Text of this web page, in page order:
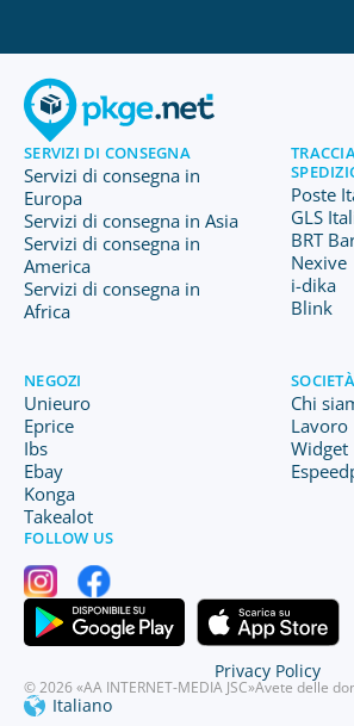
SERVIZI DI CONSEGNA
Servizi di consegna in
Europa
Servizi di consegna in Asia
Servizi di consegna in
America
Servizi di consegna in
Africa
Poste
GLS
BRT
Nexive
i-dika
Blink
NEGOZI
Unieuro
Eprice
Ibs
Ebay
Konga
Takealot
SOCIETÀ
Chi
Lavoro
Widget
FOLLOW US
© 2026 «AA INTERNET-MEDIA JSC»Avete delle
Italiano
Privacy Policy